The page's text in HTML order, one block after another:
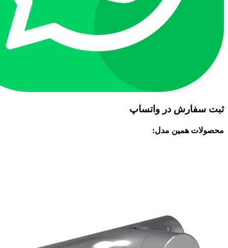
ثبت سفارش در واتساپ
محصولات همین مدل: